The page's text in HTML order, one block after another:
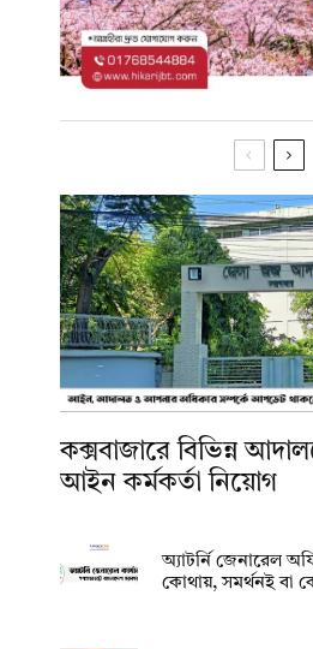
কক্সবাজারে বিভিন্ন
আইন কর্মকর্তা নিয়োগ
অ্যাটর্নি জেনারেল
কোথায়, সমর্থনই বা